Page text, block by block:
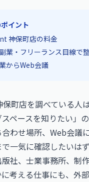
イント
神保町店の料金
業・フリーランス目線で
からWeb会議
町店を調べている人
ペースを知りたい」
わせ場所、Web会議
一気に確認したいは
社、士業事務所、制
考える仕事にも、外